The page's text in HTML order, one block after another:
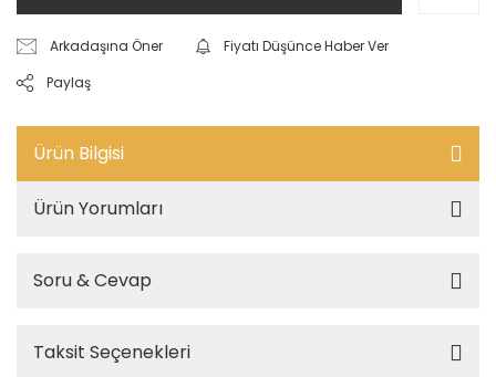
Arkadaşına Öner
Fiyatı Düşünce Haber Ver
Paylaş
Ürün Bilgisi
Ürün Yorumları
Soru & Cevap
Taksit Seçenekleri